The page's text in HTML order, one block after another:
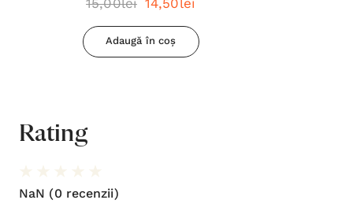
lumina oriunde mergi
15,00lei 14,50lei
Adaugă în coș
Rating
NaN (0 recenzii)